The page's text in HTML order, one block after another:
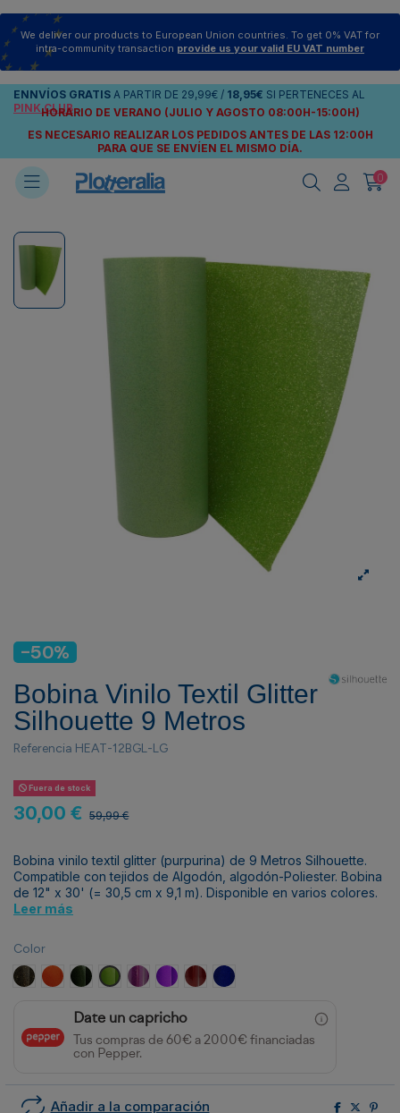
We deliver our products to European Union countries. To get 0% VAT for
intra-community transaction provide us your valid EU VAT number
ENNVÍOS GRATIS A PARTIR DE 29,99€ / 18,95€ SI PERTENECES AL
PINK CLUB
HORARIO DE VERANO (JULIO Y AGOSTO 08:00H-15:00H)
ES NECESARIO REALIZAR LOS PEDIDOS ANTES DE LAS 12:00H
PARA QUE SE ENVÍEN EL MISMO DÍA.
0
-50%
Bobina Vinilo Textil Glitter
Silhouette 9 Metros
Referencia HEAT-12BGL-LG
Fuera de stock
30,00 € 59,99 €
Bobina vinilo textil glitter (purpurina) de 9 Metros Silhouette.
Compatible con tejidos de Algodón, algodón-Poliester. Bobina
de 12" x 30' (= 30,5 cm x 9,1 m). Disponible en varios colores.
Leer más
Color
Negro y dorado
Cobre Verde Oscuro
Verde Claro
Púrpura
Lila Rojo Azul Royal
Date un capricho
Tus compras de 60€ a 2000€ financiadas
con Pepper.
Añadir a la comparación